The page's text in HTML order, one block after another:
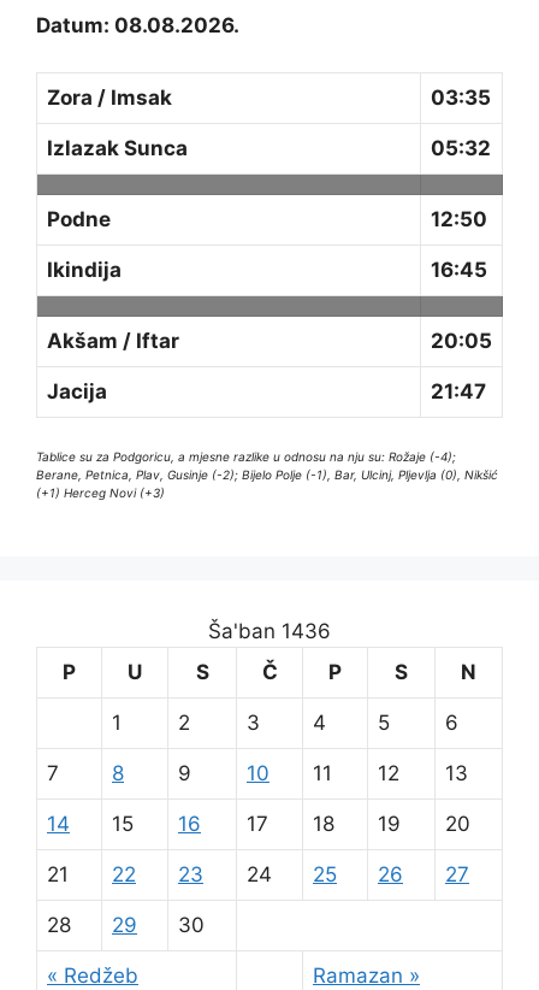
Datum: 08.08.2026.
Zora / Imsak 03:35
Izlazak Sunca 05:32
Podne 12:50
Ikindija 16:45
Akšam / Iftar 20:05
Jacija 21:47
Tablice su za Podgoricu, a mjesne razlike u odnosu na nju su: Rožaje (-4);
Berane, Petnica, Plav, Gusinje (-2); Bijelo Polje (-1), Bar, Ulcinj, Pljevlja (0), Nikšić
(+1) Herceg Novi (+3)
Ša'ban 1436
P
U S Č P S N
« Redžeb Ramazan »
1 2 3 4 5 6
7 8 9 10 11 12 13
14 15 16 17 18 19 20
21 22 23 24 25 26 27
28 29 30